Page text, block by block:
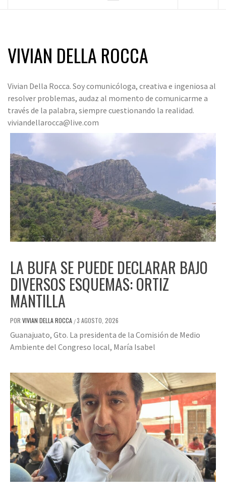
VIVIAN DELLA ROCCA
Vivian Della Rocca. Soy comunicóloga, creativa e ingeniosa al
resolver problemas, audaz al momento de comunicarme a
través de la palabra, siempre cuestionando la realidad.
viviandellarocca@live.com
LA BUFA SE PUEDE DECLARAR BAJO
DIVERSOS ESQUEMAS: ORTIZ
MANTILLA
POR VIVIAN DELLA ROCCA /3 AGOSTO, 2026
Guanajuato, Gto. La presidenta de la Comisión de Medio
Ambiente del Congreso local, María Isabel